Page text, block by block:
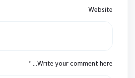
Website
Write your comment here…
*